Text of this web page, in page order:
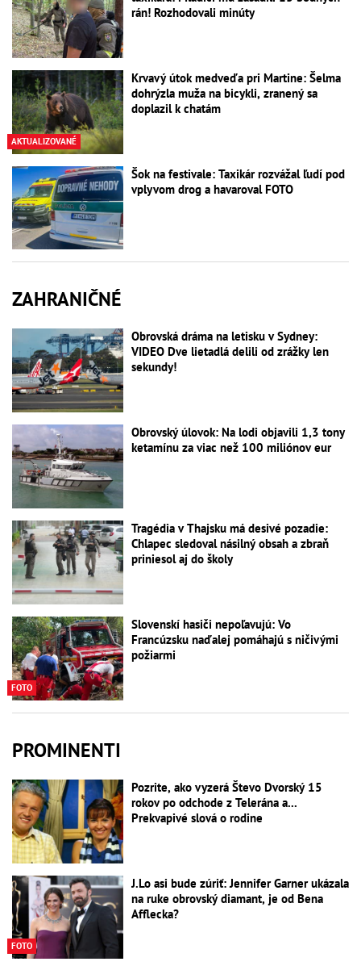
rán! Rozhodovali minúty
AKTUALIZOVANÉ
Krvavý útok medveďa pri Martine: Šelma
dohrýzla muža na bicykli, zranený sa
doplazil k chatám
Šok na festivale: Taxikár rozvážal ľudí pod
vplyvom drog a havaroval FOTO
ZAHRANIČNÉ
Obrovská dráma na letisku v Sydney:
VIDEO Dve lietadlá delili od zrážky len
sekundy!
Obrovský úlovok: Na lodi objavili 1,3 tony
ketamínu za viac než 100 miliónov eur
Tragédia v Thajsku má desivé pozadie:
Chlapec sledoval násilný obsah a zbraň
priniesol aj do školy
FOTO
Slovenskí hasiči nepoľavujú: Vo
Francúzsku naďalej pomáhajú s ničivými
požiarmi
PROMINENTI
Pozrite, ako vyzerá Števo Dvorský 15
rokov po odchode z Telerána a...
Prekvapivé slová o rodine
FOTO
J.Lo asi bude zúriť: Jennifer Garner ukázala
na ruke obrovský diamant, je od Bena
Afflecka?